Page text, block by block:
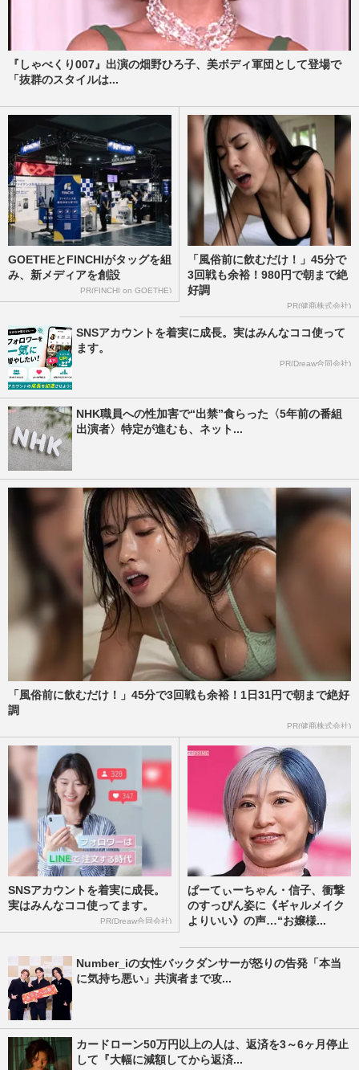
『しゃべくり007』出演の畑野ひろ子、美ボディ軍団として登場で
「抜群のスタイルは...
GOETHEとFINCHIがタッグを組
み、新メディアを創設
PR(FINCHI on GOETHE)
「風俗前に飲むだけ！」45分で
3回戦も余裕！980円で朝まで絶
好調
PR(健商株式会社)
SNSアカウントを着実に成長。実はみんなココ使って
ます。
PR(Dreaw合同会社)
NHK職員への性加害で“出禁”食らった〈5年前の番組
出演者〉特定が進むも、ネット...
「風俗前に飲むだけ！」45分で3回戦も余裕！1日31円で朝まで絶好
調
PR(健商株式会社)
SNSアカウントを着実に成長。
実はみんなココ使ってます。
PR(Dreaw合同会社)
ぱーてぃーちゃん・信子、衝撃
のすっぴん姿に《ギャルメイク
よりいい》の声…“お嬢様...
Number_iの女性バックダンサーが怒りの告発「本当
に気持ち悪い」共演者まで攻...
カードローン50万円以上の人は、返済を3～6ヶ月停止
して『大幅に減額してから返済...